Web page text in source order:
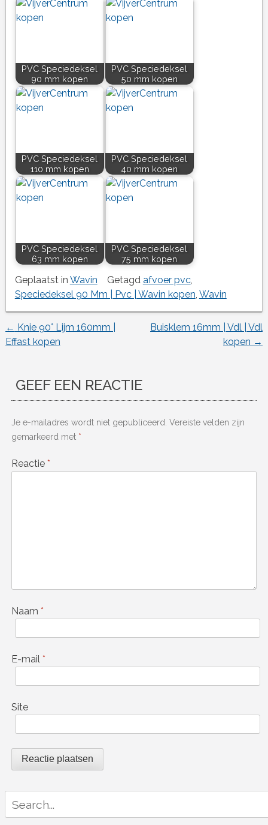
PVC Speciedeksel
90 mm kopen
PVC Speciedeksel
50 mm kopen
PVC Speciedeksel
110 mm kopen
PVC Speciedeksel
40 mm kopen
PVC Speciedeksel
63 mm kopen
PVC Speciedeksel
75 mm kopen
Geplaatst in Wavin Getagd afvoer pvc,
Speciedeksel 90 Mm | Pvc | Wavin kopen Wavin
Berichtnavigatie
← Knie 90° Lijm 160mm |
Effast kopen
Buisklem 16mm | Vdl | Vdl
kopen →
GEEF EEN REACTIE
Je e-mailadres wordt niet gepubliceerd. Vereiste velden zijn
gemarkeerd met *
Reactie *
Naam *
E-mail *
Site
for: